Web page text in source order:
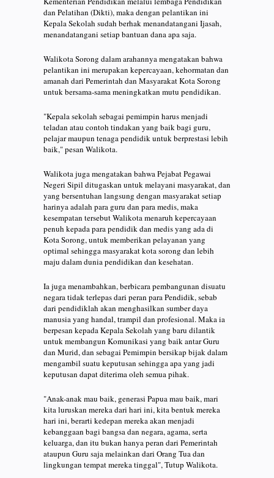
dan Pelatihan (Dikti), maka dengan pelantikan ini
Kepala Sekolah sudah berhak menandatangani Ijasah,
menandatangani setiap bantuan dana apa saja.
Walikota Sorong dalam arahannya mengatakan bahwa
pelantikan ini merupakan kepercayaan, kehormatan dan
amanah dari Pemerintah dan Masyarakat Kota Sorong
untuk bersama-sama meningkatkan mutu pendidikan.
"Kepala sekolah sebagai pemimpin harus menjadi
teladan atau contoh tindakan yang baik bagi guru,
pelajar maupun tenaga pendidik untuk berprestasi lebih
baik," pesan Walikota.
Walikota juga mengatakan bahwa Pejabat Pegawai
Negeri Sipil ditugaskan untuk melayani masyarakat, dan
yang bersentuhan langsung dengan masyarakat setiap
harinya adalah para guru dan para medis, maka
kesempatan tersebut Walikota menaruh kepercayaan
penuh kepada para pendidik dan medis yang ada di
Kota Sorong, untuk memberikan pelayanan yang
optimal sehingga masyarakat kota sorong dan lebih
maju dalam dunia pendidikan dan kesehatan.
Ia juga menambahkan, berbicara pembangunan disuatu
negara tidak terlepas dari peran para Pendidik, sebab
dari pendidiklah akan menghasilkan sumber daya
manusia yang handal, trampil dan profesional. Maka ia
berpesan kepada Kepala Sekolah yang baru dilantik
untuk membangun Komunikasi yang baik antar Guru
dan Murid, dan sebagai Pemimpin bersikap bijak dalam
mengambil suatu keputusan sehingga apa yang jadi
keputusan dapat diterima oleh semua pihak.
"Anak-anak mau baik, generasi Papua mau baik, mari
kita luruskan mereka dari hari ini, kita bentuk mereka
hari ini, berarti kedepan mereka akan menjadi
kebanggaan bagi bangsa dan negara, agama, serta
keluarga, dan itu bukan hanya peran dari Pemerintah
ataupun Guru saja melainkan dari Orang Tua dan
lingkungan tempat mereka tinggal", Tutup Walikota.